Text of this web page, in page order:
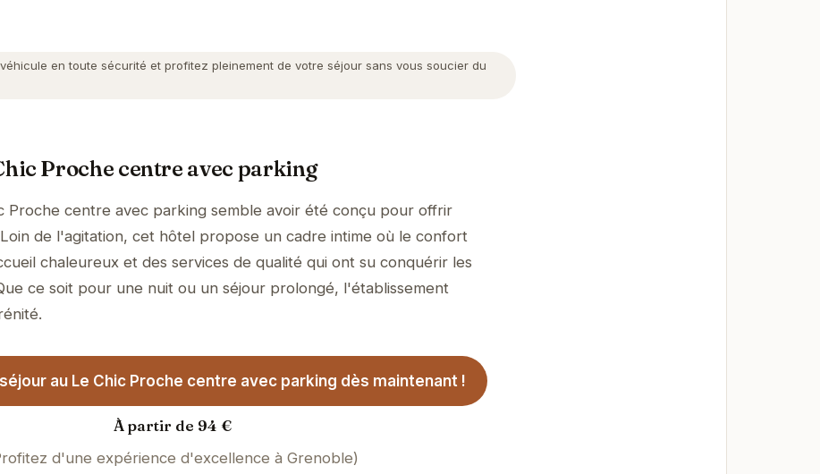
en toute sécurité et profitez pleinement de votre séjour sans vous soucier du
Proche centre avec parking
Proche centre avec parking semble avoir été conçu pour offrir
de l'agitation, cet hôtel propose un cadre intime où le confort
chaleureux et des services de qualité qui ont su conquérir les
ce soit pour une nuit ou un séjour prolongé, l'établissement
au Le Chic Proche centre avec parking dès maintenant !
À partir de 94 €
d'une expérience d'excellence à Grenoble)